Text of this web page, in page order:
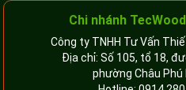
Chi nhánh
Công ty TNHH Tư Vấn
Địa chỉ: Số 105, tổ 18,
phường Châu Phú